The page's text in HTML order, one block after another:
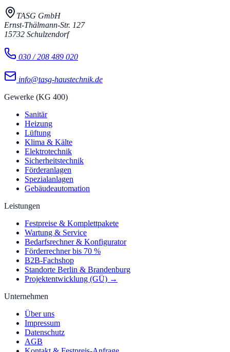
TASG GmbH
Ernst-Thälmann-Str. 127
15732 Schulzendorf
030 / 208 489 020
info@tasg-haustechnik.de
Gewerke (KG 400)
Sanitär
Heizung
Lüftung
Klima & Kälte
Elektrotechnik
Sicherheitstechnik
Förderanlagen
Spezialanlagen
Gebäudeautomation
Leistungen
Festpreise & Komplettpakete
Wartung & Service
Bedarfsrechner & Konfigurator
Förderrechner bis 70 %
B2B-Fachshop
Standorte Berlin & Brandenburg
Projektentwicklung (GÜ) →
Unternehmen
Über uns
Impressum
Datenschutz
AGB